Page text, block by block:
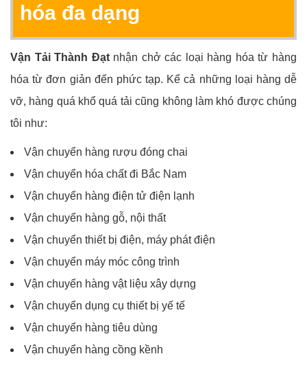
hóa đa dạng
Vận Tải Thành Đạtnhận chở các loại hàng hóa từ hàng
hóa từ đơn giản đến phức tạp. Kể cả những loại hàng dễ
vỡ, hàng quá khổ quá tải cũng không làm khó được chúng
tôi như:
Vận chuyển hàng rượu đóng chai
Vận chuyển hóa chất đi Bắc Nam
Vận chuyển hàng điện tử điện lạnh
Vận chuyển hàng gỗ, nội thất
Vận chuyển thiết bị điện, máy phát điện
Vận chuyển máy móc công trình
Vận chuyển hàng vật liệu xây dựng
Vận chuyển dụng cụ thiết bị yế tế
Vận chuyển hàng tiêu dùng
Vận chuyển hàng cồng kềnh